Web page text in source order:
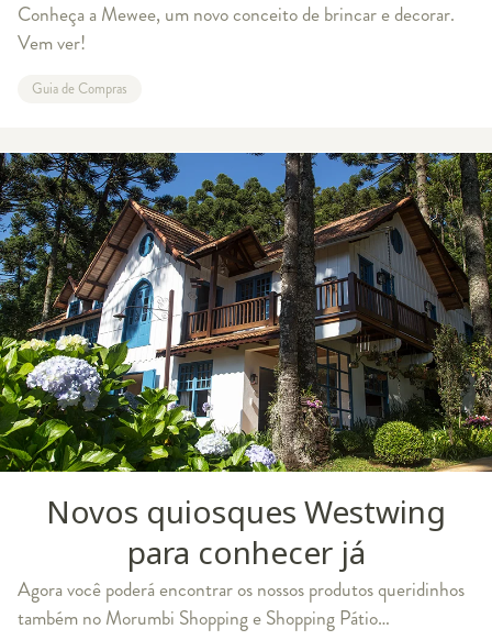
Conheça a Mewee, um novo conceito de brincar e decorar.
Vem ver!
Guia de Compras
Novos quiosques Westwing
para conhecer já
Agora você poderá encontrar os nossos produtos queridinhos
também no Morumbi Shopping e Shopping Pátio